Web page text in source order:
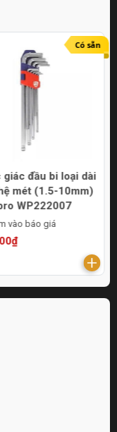
Có sẵn
giác đầu bi loại dài
mét (1.5-10mm)
WP222007
vào báo giá